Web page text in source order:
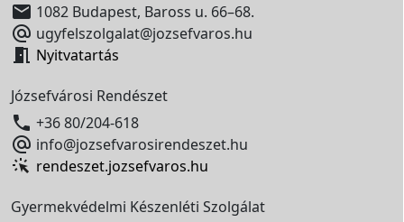
 1082 Budapest, Baross u. 66–68.
 ugyfelszolgalat@jozsefvaros.hu
 Nyitvatartás
Józsefvárosi Rendészet
 +36 80/204-618
 info@jozsefvarosirendeszet.hu
rendeszet.jozsefvaros.hu
Gyermekvédelmi Készenléti Szolgálat